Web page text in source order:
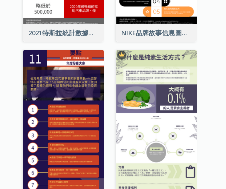
2021特斯拉統計數據和資訊信息圖表 NIKE品牌故事信息圖表